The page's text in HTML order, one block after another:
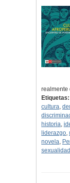
Etiquetas:
cultura,
historia,
liderazgo,
novela,
sexualidad